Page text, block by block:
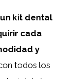
kit dental
cada
y
todos los